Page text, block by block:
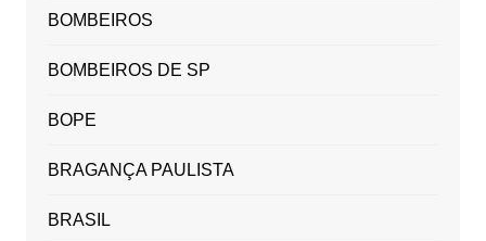
BOMBEIROS
BOMBEIROS DE SP
BOPE
BRAGANÇA PAULISTA
BRASIL